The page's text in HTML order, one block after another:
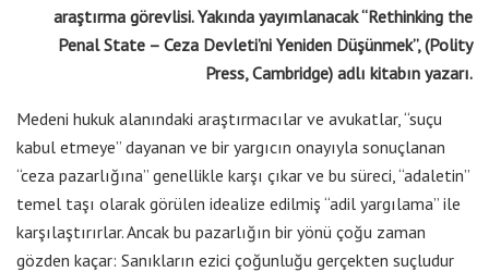
araştırma görevlisi. Yakında yayımlanacak “Rethinking the
Penal State – Ceza Devleti’ni Yeniden Düşünmek”, (Polity
Press, Cambridge) adlı kitabın yazarı.
Medeni hukuk alanındaki araştırmacılar ve avukatlar, “suçu
kabul etmeye” dayanan ve bir yargıcın onayıyla sonuçlanan
“ceza pazarlığına” genellikle karşı çıkar ve bu süreci, “adaletin”
temel taşı olarak görülen idealize edilmiş “adil yargılama” ile
karşılaştırırlar. Ancak bu pazarlığın bir yönü çoğu zaman
gözden kaçar: Sanıkların ezici çoğunluğu gerçekten suçludur